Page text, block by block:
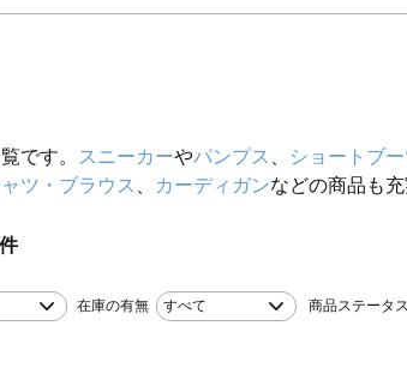
です。 スニーカーやパンプス ショートブー
ツ・ブラウス カーディガンなどの商品も充
件
在庫の有無 すべて 商品ステータス